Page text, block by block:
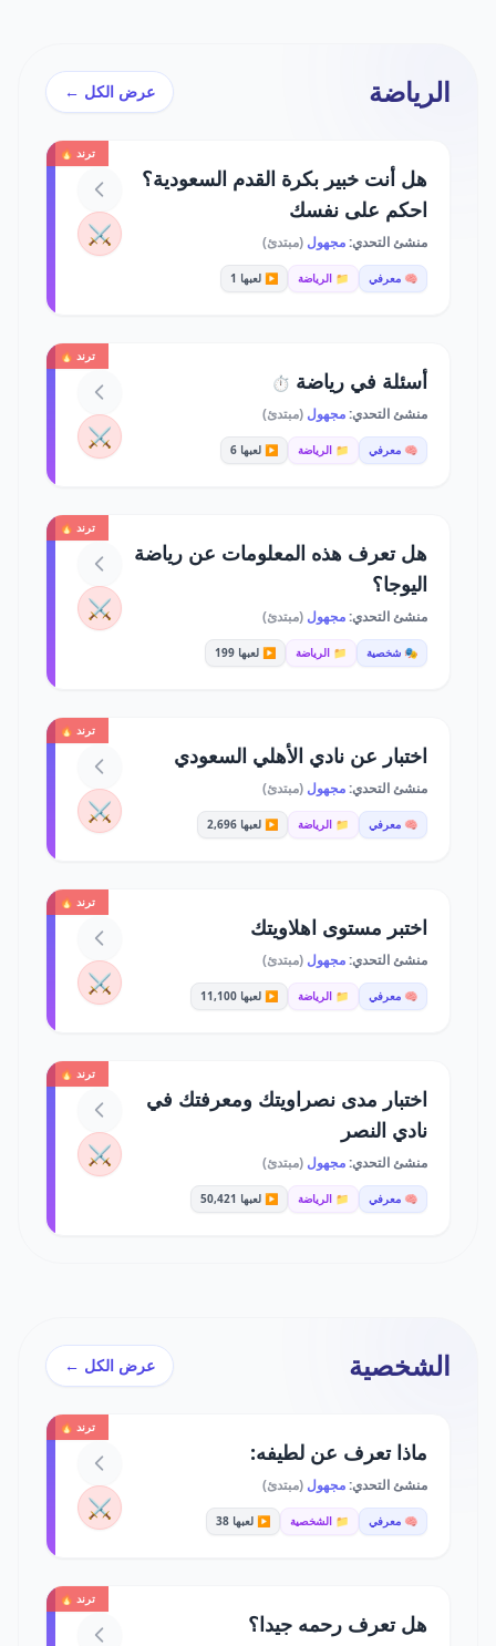
الرياضة عرض الكل ←
ترند 🔥
هل أنت خبير بكرة القدم السعودية؟
احكم على نفسك
منشئ التحدي:مجهول (مبتدئ)
🧠 معرفي 📁 الرياضة ▶️ لعبها 1
⚔️
ترند 🔥
أسئلة في رياضة ⏱️
منشئ التحدي:مجهول (مبتدئ)
🧠 معرفي 📁 الرياضة ▶️ لعبها 6 ⚔️
ترند 🔥
هل تعرف هذه المعلومات عن رياضة
اليوجا؟
منشئ التحدي:مجهول (مبتدئ)
🎭 شخصية 📁 الرياضة ▶️ لعبها 199
⚔️
ترند 🔥
اختبار عن نادي الأهلي السعودي
منشئ التحدي:مجهول (مبتدئ)
🧠 معرفي 📁 الرياضة ▶️ لعبها 2,696 ⚔️
ترند 🔥
اختبر مستوى اهلاويتك
منشئ التحدي:مجهول (مبتدئ)
🧠 معرفي 📁 الرياضة ▶️ لعبها 11,100 ⚔️
ترند 🔥
اختبار مدى نصراويتك ومعرفتك في
نادي النصر
منشئ التحدي:مجهول (مبتدئ)
🧠 معرفي 📁 الرياضة ▶️ لعبها 50,421
⚔️
الشخصية عرض الكل ←
ترند 🔥
ماذا تعرف عن لطيفه:
منشئ التحدي:مجهول (مبتدئ)
🧠 معرفي 📁 الشخصية ▶️ لعبها 38 ⚔️
ترند 🔥
هل تعرف رحمه جيدا؟